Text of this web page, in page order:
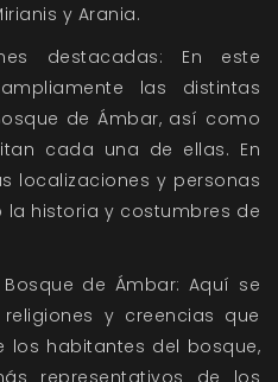
y Arania.
destacadas: En este
las distintas
de Ámbar, así como
cada una de ellas. En
localizaciones y personas
historia y costumbres de
de Ámbar: Aquí se
y creencias que
los habitantes del bosque,
representativos de los